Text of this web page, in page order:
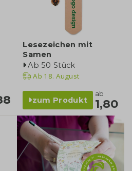
Lesezeichen mit
Samen
Ab 50 Stück
Ab 18. August
zum Produkt
ab
1,80
blog